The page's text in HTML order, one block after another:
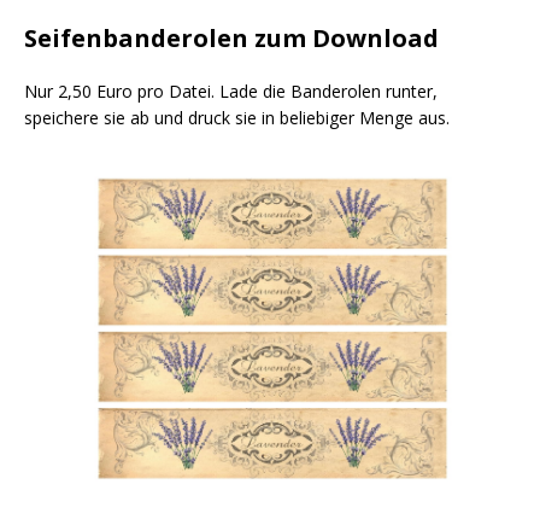
Seifenbanderolen zum Download
Nur 2,50 Euro pro Datei. Lade die Banderolen runter,
speichere sie ab und druck sie in beliebiger Menge aus.